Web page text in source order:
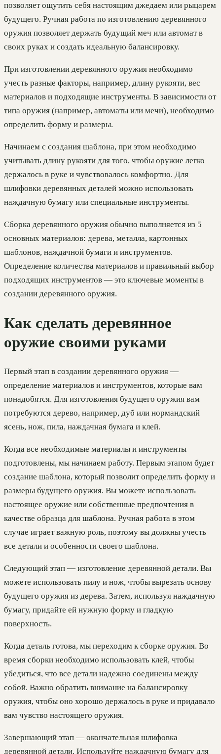
позволяет ощутить себя настоящим джедаем или рыцарем
будущего. Ручная работа по изготовлению деревянного
оружия позволяет держать будущий меч или автомат в
своих руках и создать идеальную балансировку.
При изготовлении деревянного оружия необходимо
учесть разные факторы, например, длину рукояти, вес
материалов и подходящие инструменты. В зависимости от
типа оружия (например, автоматы или мечи), необходимо
определить форму и размеры.
Начинаем с создания шаблона, при этом необходимо
учитывать длину рукояти для того, чтобы оружие легко
держалось в руке и чувствовалось комфортно. Для
шлифовки деревянных деталей можно использовать
наждачную бумагу или специальные инструменты.
Сборка деревянного оружия обычно выполняется из 5
основных материалов: дерева, металла, картонных
шаблонов, наждачной бумаги и инструментов.
Определение количества материалов и правильный выбор
подходящих инструментов — это ключевые моменты в
создании деревянного оружия.
Как сделать деревянное
оружие своими руками
Первый этап в создании деревянного оружия —
определение материалов и инструментов, которые вам
понадобятся. Для изготовления будущего оружия вам
потребуются дерево, например, дуб или нормандский
ясень, нож, пила, наждачная бумага и клей.
Когда все необходимые материалы и инструменты
подготовлены, мы начинаем работу. Первым этапом будет
создание шаблона, который позволит определить форму и
размеры будущего оружия. Вы можете использовать
настоящее оружие или собственные предпочтения в
качестве образца для шаблона. Ручная работа в этом
случае играет важную роль, поэтому вы должны учесть
все детали и особенности своего шаблона.
Следующий этап — изготовление деревянной детали. Вы
можете использовать пилу и нож, чтобы вырезать основу
будущего оружия из дерева. Затем, используя наждачную
бумагу, придайте ей нужную форму и гладкую
поверхность.
Когда деталь готова, мы переходим к сборке оружия. Во
время сборки необходимо использовать клей, чтобы
убедиться, что все детали надежно соединены между
собой. Важно обратить внимание на балансировку
оружия, чтобы оно хорошо держалось в руке и придавало
вам чувство настоящего оружия.
Завершающий этап — окончательная шлифовка
деревянной детали. Используйте наждачную бумагу для